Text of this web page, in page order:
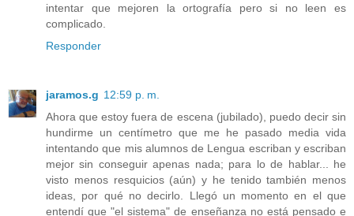
intentar que mejoren la ortografía pero si no leen es
complicado.
Responder
jaramos.g 12:59 p. m.
Ahora que estoy fuera de escena (jubilado), puedo decir sin
hundirme un centímetro que me he pasado media vida
intentando que mis alumnos de Lengua escriban y escriban
mejor sin conseguir apenas nada; para lo de hablar... he
visto menos resquicios (aún) y he tenido también menos
ideas, por qué no decirlo. Llegó un momento en el que
entendí que "el sistema" de enseñanza no está pensado e